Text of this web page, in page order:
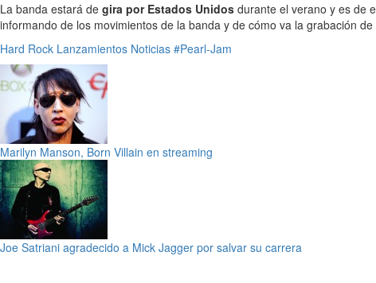
La banda estará de gira por Estados Unidos durante el verano y es de
informando de los movimientos de la banda y de cómo va la grabación
Hard Rock Lanzamientos Noticias #Pearl-Jam
Marilyn Manson, Born Villain en streaming
Joe Satriani agradecido a Mick Jagger por salvar su carrera